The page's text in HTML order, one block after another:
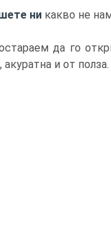
ни какво не
да го
акуратна и от полза.